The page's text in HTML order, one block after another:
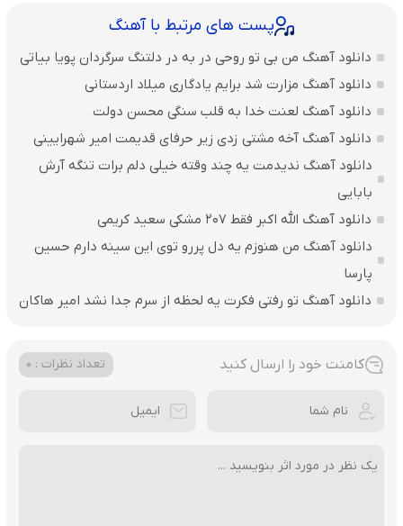
پست های مرتبط با آهنگ
دانلود آهنگ من بی تو روحی در به در دلتنگ سرگردان پویا بیاتی
دانلود آهنگ مزارت شد برایم یادگاری میلاد اردستانی
دانلود آهنگ لعنت خدا به قلب سنگی محسن دولت
دانلود آهنگ آخه مشتی زدی زیر حرفای قدیمت امیر شهرایینی
دانلود آهنگ ندیدمت یه چند وقته خیلی دلم برات تنگه آرش
بابایی
دانلود آهنگ الله اکبر فقط 207 مشکی سعید کریمی
دانلود آهنگ من هنوزم یه دل پررو توی این سینه دارم حسین
پارسا
دانلود آهنگ تو رفتی فکرت یه لحظه از سرم جدا نشد امیر هاکان
کامنت خود را ارسال کنید تعداد نظرات : 0